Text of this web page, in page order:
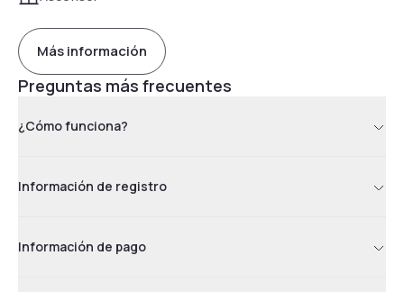
Más información
Preguntas más frecuentes
¿Cómo funciona?
Información de registro
Información de pago